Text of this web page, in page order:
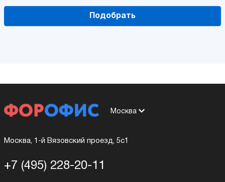
Подобрать
Москва
Москва, 1-й Вязовский проезд, 5с1
+7 (495) 228-20-11